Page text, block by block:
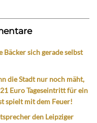
Bäcker sich gerade selbst
die Stadt nur noch mäht,
21 Euro Tageseintritt für ein
spielt mit dem Feuer!
den Leipziger